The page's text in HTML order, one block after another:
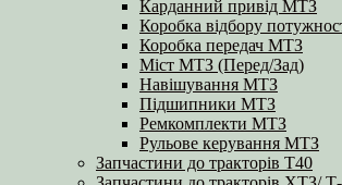
Карданний привід МТЗ
Коробка відбору
Коробка передач МТЗ
Міст МТЗ (Перед/Зад)
Навішування МТЗ
Підшипники МТЗ
Ремкомплекти МТЗ
Рульове керування МТЗ
Запчастини до тракторів Т40